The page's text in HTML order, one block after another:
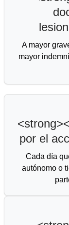
A mayor
mayor
por el
Cada día
autónomo o